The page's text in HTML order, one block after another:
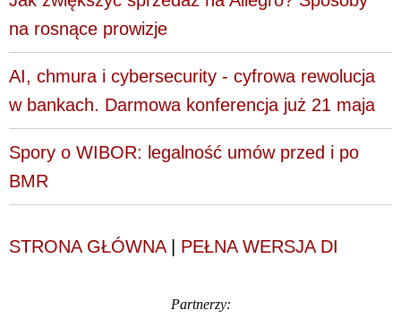
na rosnące prowizje
AI, chmura i cybersecurity - cyfrowa rewolucja
w bankach. Darmowa konferencja już 21 maja
Spory o WIBOR: legalność umów przed i po
BMR
STRONA GŁÓWNA| PEŁNA WERSJA DI
Partnerzy: